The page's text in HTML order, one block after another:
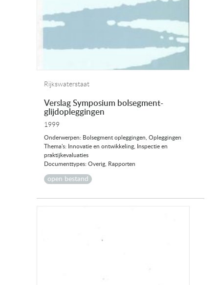
Rijkswaterstaat
Verslag Symposium bolsegment-
glijdopleggingen
1999
Onderwerpen: Bolsegment opleggingen, Opleggingen
Thema's: Innovatie en ontwikkeling, Inspectie en
praktijkevaluaties
Documenttypes: Overig, Rapporten
open bestand